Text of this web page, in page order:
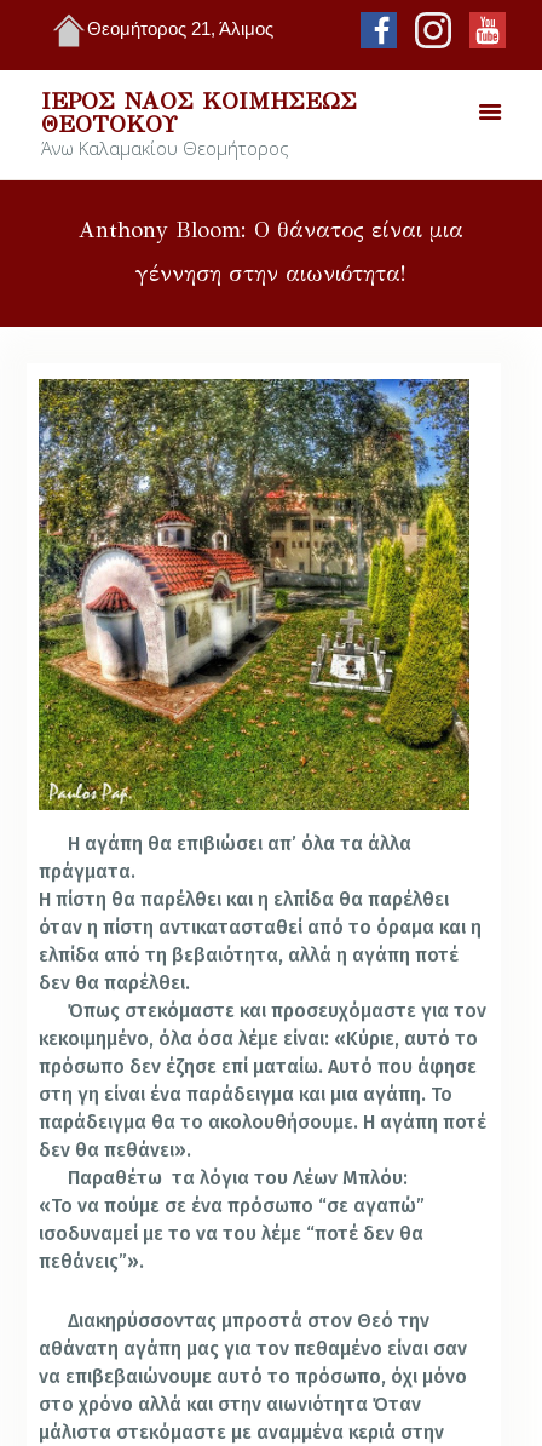
Θεομήτορος 21, Άλιμος
ΙΕΡΌΣ ΝΑΌΣ ΚΟΙΜΉΣΕΩΣ
ΘΕΟΤΌΚΟΥ
Άνω Καλαμακίου Θεομήτορος
Anthony Bloom: Ο θάνατος είναι μια
γέννηση στην αιωνιότητα!
Η αγάπη θα επιβιώσει απ’ όλα τα άλλα
πράγματα.
Η πίστη θα παρέλθει και η ελπίδα θα παρέλθει
όταν η πίστη αντικατασταθεί από το όραμα και η
ελπίδα από τη βεβαιότητα, αλλά η αγάπη ποτέ
δεν θα παρέλθει.
Όπως στεκόμαστε και προσευχόμαστε για τον
κεκοιμημένο, όλα όσα λέμε είναι: «Κύριε, αυτό το
πρόσωπο δεν έζησε επί ματαίω. Αυτό που άφησε
στη γη είναι ένα παράδειγμα και μια αγάπη. Το
παράδειγμα θα το ακολουθήσουμε. Η αγάπη ποτέ
δεν θα πεθάνει».
Παραθέτω τα λόγια του Λέων Μπλόυ:
«Το να πούμε σε ένα πρόσωπο “σε αγαπώ”
ισοδυναμεί με το να του λέμε “ποτέ δεν θα
πεθάνεις”».
Διακηρύσσοντας μπροστά στον Θεό την
αθάνατη αγάπη μας για τον πεθαμένο είναι σαν
να επιβεβαιώνουμε αυτό το πρόσωπο, όχι μόνο
στο χρόνο αλλά και στην αιωνιότητα Όταν
μάλιστα στεκόμαστε με αναμμένα κεριά στην